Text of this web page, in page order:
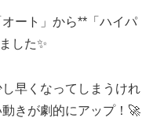
ート」から**「ハイパ
した✨
早くなってしまうけれ
きが劇的にアップ！🚀